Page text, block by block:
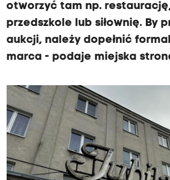
otworzyć tam np. restaurację,
przedszkole lub siłownię. By
aukcji, należy dopełnić
marca - podaje miejska